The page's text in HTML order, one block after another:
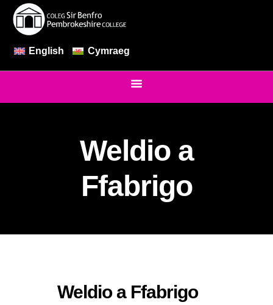
English Cymraeg
Weldio a
Ffabrigo
Weldio a Ffabrigo